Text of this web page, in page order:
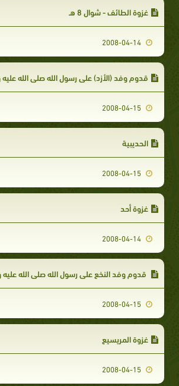
غزوة الطائف - شوال 8 هـ
قدوم وفد (الأزد) على رسول الله صلى الله
الحديبية
غزوة أحد
قدوم وفد النخع على رسول الله صلى الله
غزوة المريسيع